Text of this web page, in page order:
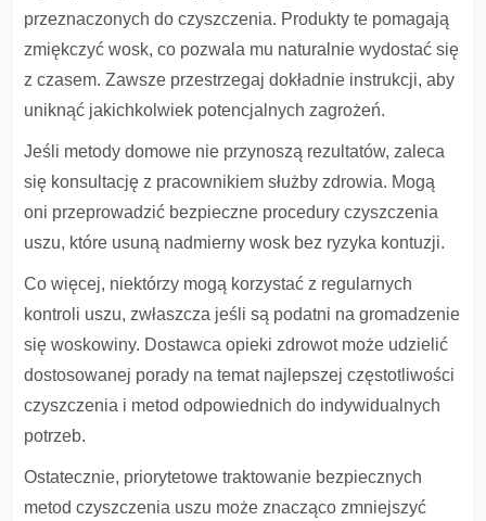
przeznaczonych do czyszczenia. Produkty te pomagają
zmiękczyć wosk, co pozwala mu naturalnie wydostać się
z czasem. Zawsze przestrzegaj dokładnie instrukcji, aby
uniknąć jakichkolwiek potencjalnych zagrożeń.
Jeśli metody domowe nie przynoszą rezultatów, zaleca
się konsultację z pracownikiem służby zdrowia. Mogą
oni przeprowadzić bezpieczne procedury czyszczenia
uszu, które usuną nadmierny wosk bez ryzyka kontuzji.
Co więcej, niektórzy mogą korzystać z regularnych
kontroli uszu, zwłaszcza jeśli są podatni na gromadzenie
się woskowiny. Dostawca opieki zdrowot może udzielić
dostosowanej porady na temat najlepszej częstotliwości
czyszczenia i metod odpowiednich do indywidualnych
potrzeb.
Ostatecznie, priorytetowe traktowanie bezpiecznych
metod czyszczenia uszu może znacząco zmniejszyć